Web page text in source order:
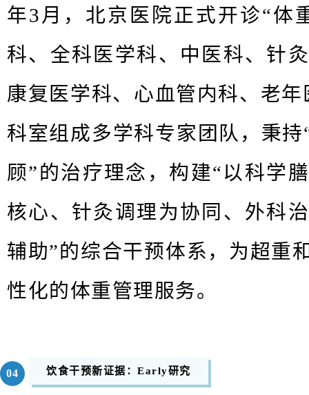
年3月，北京医院正式开诊“体
科、全科医学科、中医科、针
康复医学科、心血管内科、老
科室组成多学科专家团队，秉持
顾”的治疗理念，构建“以科学
核心、针灸调理为协同、外科
辅助”的综合干预体系，为超重
性化的体重管理服务。
04 饮食干预新证据：Early研究